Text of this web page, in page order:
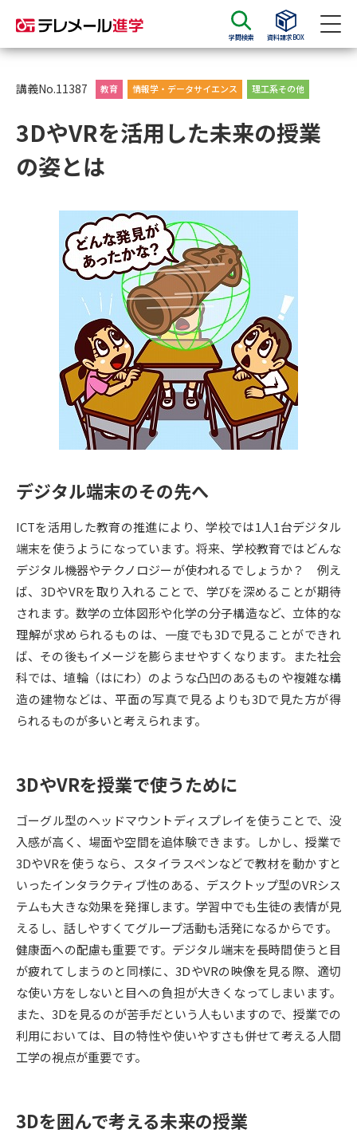
学問検索 資料請求BOX
資料請求 資料検索
大学・短大の資料種類から請求
総合型選抜・学校推薦型選抜 募
集要項＆願書
大学入学共通テスト利用選抜の
募集要項＆願書
大学・短大以外の資料から請求
専門学校の資料請求 大学院の資料請求
留学・進学関連、塾・予備校
大学入学共通テスト「受験案
内」の請求
大学入学共通テスト「受験上の
配慮案内」の請求
高等学校卒業程度認定試験
幼稚園教員資格認定試験 小学校教員資格認定試験
高等学校（情報）教員資格認定
試験
大学研究 大学検索
大学で学べる内容や特徴を調べる
新増設大学・学部・学科特集
国際・グローバルに強い大学特
デジタルパンフレット 進路の３択
新学年スタート号特集ページ
（高3生用）
新学年スタート号特集ページ
（高2生用）
SELFBRAND特集ページ
オープンキャンパスなどを調べる
オープンキャンパス検索 実施プログラムから探す
来場型・Web型イベント特集 夢ナビライブ
志望校・出願校を調べる
講義No.11387 教育 情報学・データサイエンス 理工系その他
3DやVRを活用した未来の授業
の姿とは
デジタル端末のその先へ
ICTを活用した教育の推進により、学校では1人1台デジタル
端末を使うようになっています。将来、学校教育ではどんな
デジタル機器やテクノロジーが使われるでしょうか？ 例え
ば、3DやVRを取り入れることで、学びを深めることが期待
されます。数学の立体図形や化学の分子構造など、立体的な
理解が求められるものは、一度でも3Dで見ることができれ
ば、その後もイメージを膨らませやすくなります。また社会
科では、埴輪（はにわ）のような凸凹のあるものや複雑な構
造の建物などは、平面の写真で見るよりも3Dで見た方が得
られるものが多いと考えられます。
3DやVRを授業で使うために
ゴーグル型のヘッドマウントディスプレイを使うことで、没
入感が高く、場面や空間を追体験できます。しかし、授業で
3DやVRを使うなら、スタイラスペンなどで教材を動かすと
いったインタラクティブ性のある、デスクトップ型のVRシス
テムも大きな効果を発揮します。学習中でも生徒の表情が見
えるし、話しやすくてグループ活動も活発になるからです。
健康面への配慮も重要です。デジタル端末を長時間使うと目
が疲れてしまうのと同様に、3DやVRの映像を見る際、適切
な使い方をしないと目への負担が大きくなってしまいます。
また、3Dを見るのが苦手だという人もいますので、授業での
利用においては、目の特性や使いやすさも併せて考える人間
工学の視点が重要です。
3Dを囲んで考える未来の授業